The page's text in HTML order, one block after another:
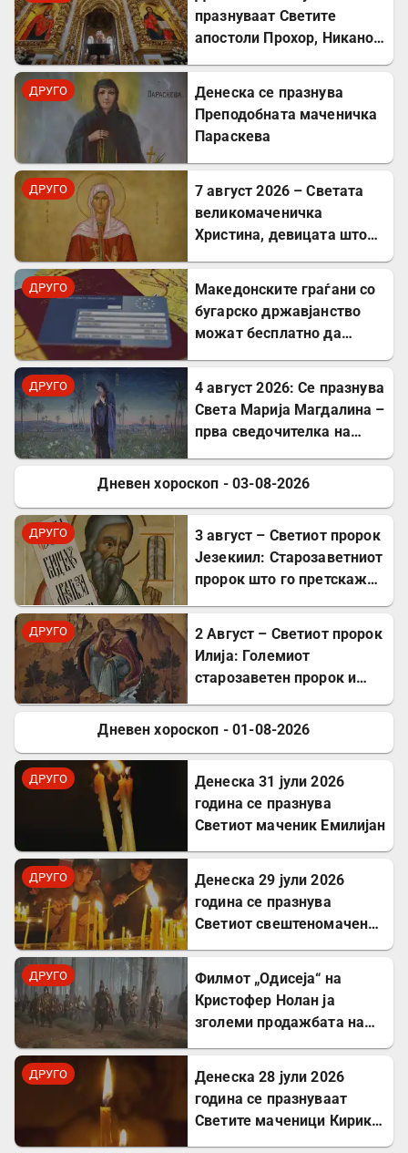
празнуваат Светите
апостоли Прохор, Никанор,
првата црква
ДРУГО
Денеска се празнува
Преподобната маченичка
Параскева
ДРУГО
7 август 2026 – Светата
великомаченичка
Христина, девицата што
ДРУГО
Mакедонските граѓани со
бугарско државјанство
можат бесплатно да
ДРУГО
4 август 2026: Се празнува
Света Марија Магдалина –
прва сведочителка на
ДРУГО
Дневен хороскоп - 03-08-2026
ДРУГО
3 август – Светиот пророк
Језекиил: Старозаветниот
пророк што го претскажа
ДРУГО
2 Август – Светиот пророк
Илија: Големиот
старозаветен пророк и
ДРУГО
Дневен хороскоп - 01-08-2026
ДРУГО
Денеска 31 јули 2026
година се празнува
Светиот маченик Емилијан
ДРУГО
Денеска 29 јули 2026
година се празнува
Светиот свештеномаченик
ДРУГО
Филмот „Одисеја“ на
Кристофер Нолан ја
зголеми продажбата на
ДРУГО
Денеска 28 јули 2026
година се празнуваат
Светите маченици Кирик и